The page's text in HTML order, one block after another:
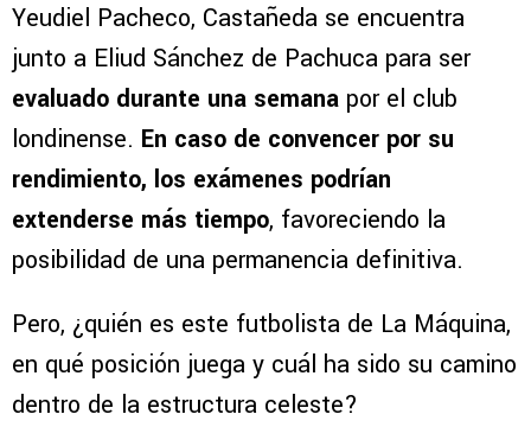
Yeudiel Pacheco, Castañeda se encuentra
junto a Eliud Sánchez de Pachuca para ser
evaluado durante una semana por el club
londinense. En caso de convencer por su
rendimiento, los exámenes podrían
extenderse más tiempo, favoreciendo la
posibilidad de una permanencia definitiva.
Pero, ¿quién es este futbolista de La Máquina,
en qué posición juega y cuál ha sido su camino
dentro de la estructura celeste?